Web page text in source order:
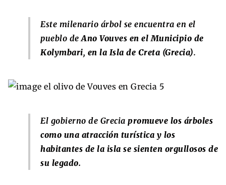
Este milenario árbol se encuentra en el
pueblo de Ano Vouves en el Municipio de
Kolymbari, en la Isla de Creta (Grecia).
El gobierno de Grecia promueve los árboles
como una atracción turística y los
habitantes de la isla se sienten orgullosos de
su legado.